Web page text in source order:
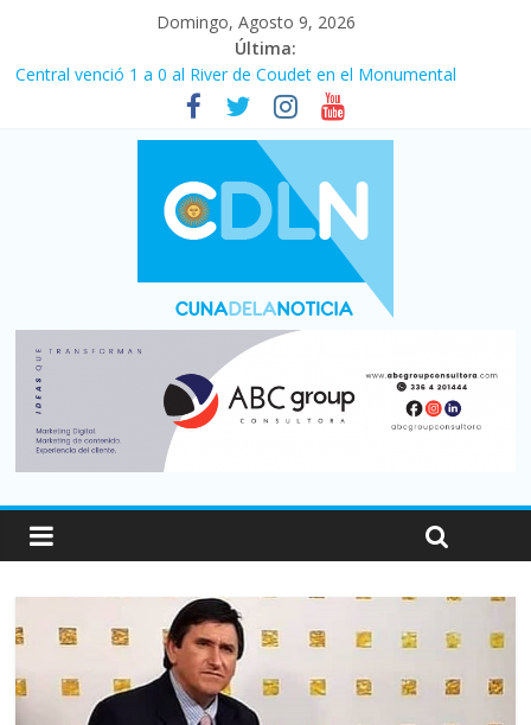
Domingo, Agosto 9, 2026
Última:
Central venció 1 a 0 al River de Coudet en el Monumental
La morosidad alcanzó su nivel más alto en dos décadas y ya
afecta a 400 mil deudores en Santa Fe
Desde que asumió Milei cerraron 41.000 kioscos: el sector
denuncia crisis como en 2001
Vacaciones de invierno con más movimiento y consumo
turístico: 4,6 millones de personas viajaron por el país, un 5,9%
Fuerte caída de la venta de autos usados en julio: bajó un 12,6%